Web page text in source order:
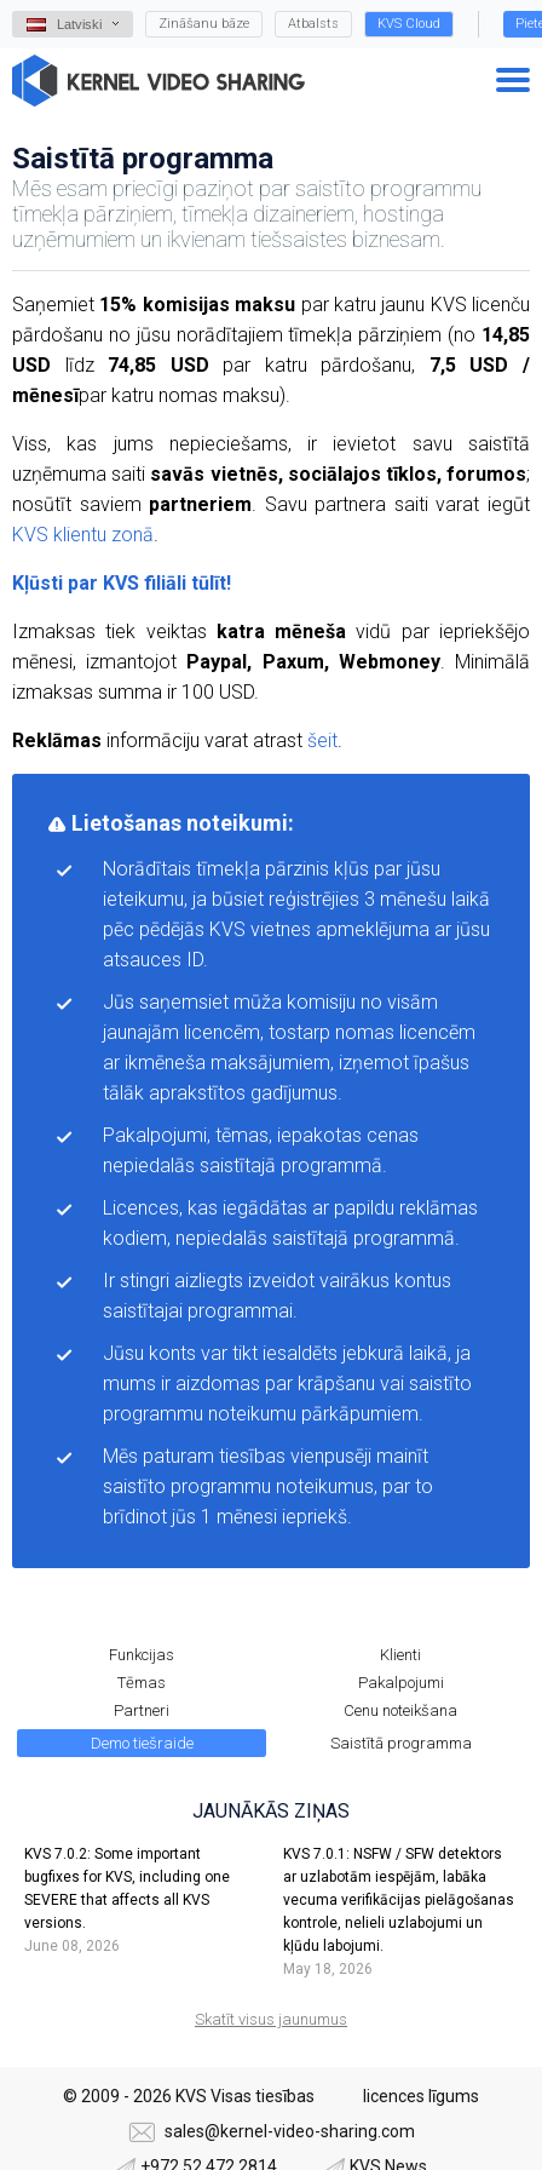
Latviski Zināšanu bāze Atbalsts KVS Cloud
Saistītā programma
Mēs esam priecīgi paziņot par saistīto programmu
tīmekļa pārziņiem, tīmekļa dizaineriem, hostinga
uzņēmumiem un ikvienam tiešsaistes biznesam.
Saņemiet 15% komisijas maksu par katru jaunu KVS licenču
pārdošanu no jūsu norādītajiem tīmekļa pārziņiem (no 14,85
USD līdz 74,85 USD par katru pārdošanu, 7,5 USD /
mēnesīpar katru nomas maksu).
Viss, kas jums nepieciešams, ir ievietot savu saistītā
uzņēmuma saiti savās vietnēs, sociālajos tīklos, forumos;
nosūtīt saviem partneriem. Savu partnera saiti varat iegūt
KVS klientu zonā.
Kļūsti par KVS filiāli tūlīt!
Izmaksas tiek veiktas katra mēneša vidū par iepriekšējo
mēnesi, izmantojot Paypal, Paxum, Webmoney. Minimālā
izmaksas summa ir 100 USD.
Reklāmas informāciju varat atrast šeit.
Lietošanas noteikumi:
Norādītais tīmekļa pārzinis kļūs par jūsu
ieteikumu, ja būsiet reģistrējies 3 mēnešu laikā
pēc pēdējās KVS vietnes apmeklējuma ar jūsu
atsauces ID.
Jūs saņemsiet mūža komisiju no visām
jaunajām licencēm, tostarp nomas licencēm
ar ikmēneša maksājumiem, izņemot īpašus
tālāk aprakstītos gadījumus.
Pakalpojumi, tēmas, iepakotas cenas
nepiedalās saistītajā programmā.
Licences, kas iegādātas ar papildu reklāmas
kodiem, nepiedalās saistītajā programmā.
Ir stingri aizliegts izveidot vairākus kontus
saistītajai programmai.
Jūsu konts var tikt iesaldēts jebkurā laikā, ja
mums ir aizdomas par krāpšanu vai saistīto
programmu noteikumu pārkāpumiem.
Mēs paturam tiesības vienpusēji mainīt
saistīto programmu noteikumus, par to
brīdinot jūs 1 mēnesi iepriekš.
Funkcijas
Klienti
Tēmas
Pakalpojumi
Partneri
Cenu noteikšana
Demo tiešraide
Saistītā programma
JAUNĀKĀS ZIŅAS
KVS 7.0.2: Some important
bugfixes for KVS, including one
SEVERE that affects all KVS
versions.
June 08, 2026
KVS 7.0.1: NSFW / SFW detektors
ar uzlabotām iespējām, labāka
vecuma verifikācijas pielāgošanas
kontrole, nelieli uzlabojumi un
kļūdu labojumi.
May 18, 2026
Skatīt visus jaunumus
© 2009 - 2026 KVS Visas tiesības
licences līgums
sales@kernel-video-sharing.com